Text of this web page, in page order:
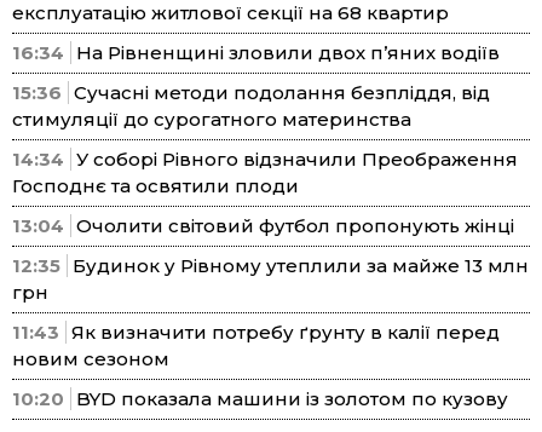
експлуатацію житлової секції на 68 квартир
16:34
На Рівненщині зловили двох п’яних водіїв
15:36 Сучасні методи подолання безпліддя, від
стимуляції до сурогатного материнства
14:34 У соборі Рівного відзначили Преображення
Господнє та освятили плоди
13:04 Очолити світовий футбол пропонують жінці
12:35 Будинок у Рівному утеплили за майже 13 млн
грн
11:43 Як визначити потребу ґрунту в калії перед
новим сезоном
10:20
BYD показала машини із золотом по кузову